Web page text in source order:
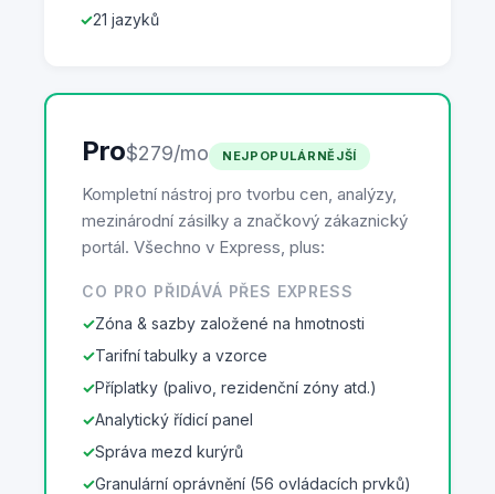
21 jazyků
Pro$279/mo NEJPOPULÁRNĚJŠÍ
Kompletní nástroj pro tvorbu cen, analýzy,
mezinárodní zásilky a značkový zákaznický
portál. Všechno v Express, plus:
CO PRO PŘIDÁVÁ PŘES EXPRESS
Zóna & sazby založené na hmotnosti
Tarifní tabulky a vzorce
Příplatky (palivo, rezidenční zóny atd.)
Analytický řídicí panel
Správa mezd kurýrů
Granulární oprávnění (56 ovládacích prvků)